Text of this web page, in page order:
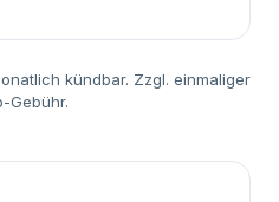
kündbar. Zzgl. einmaliger
Gebühr.